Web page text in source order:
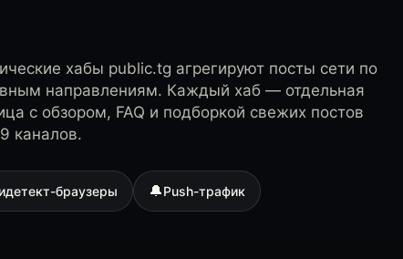
хабы public.tg агрегируют посты сети по
направлениям. Каждый хаб — отдельная
с обзором, FAQ и подборкой свежих постов
каналов.
браузеры 🔔Push-трафик